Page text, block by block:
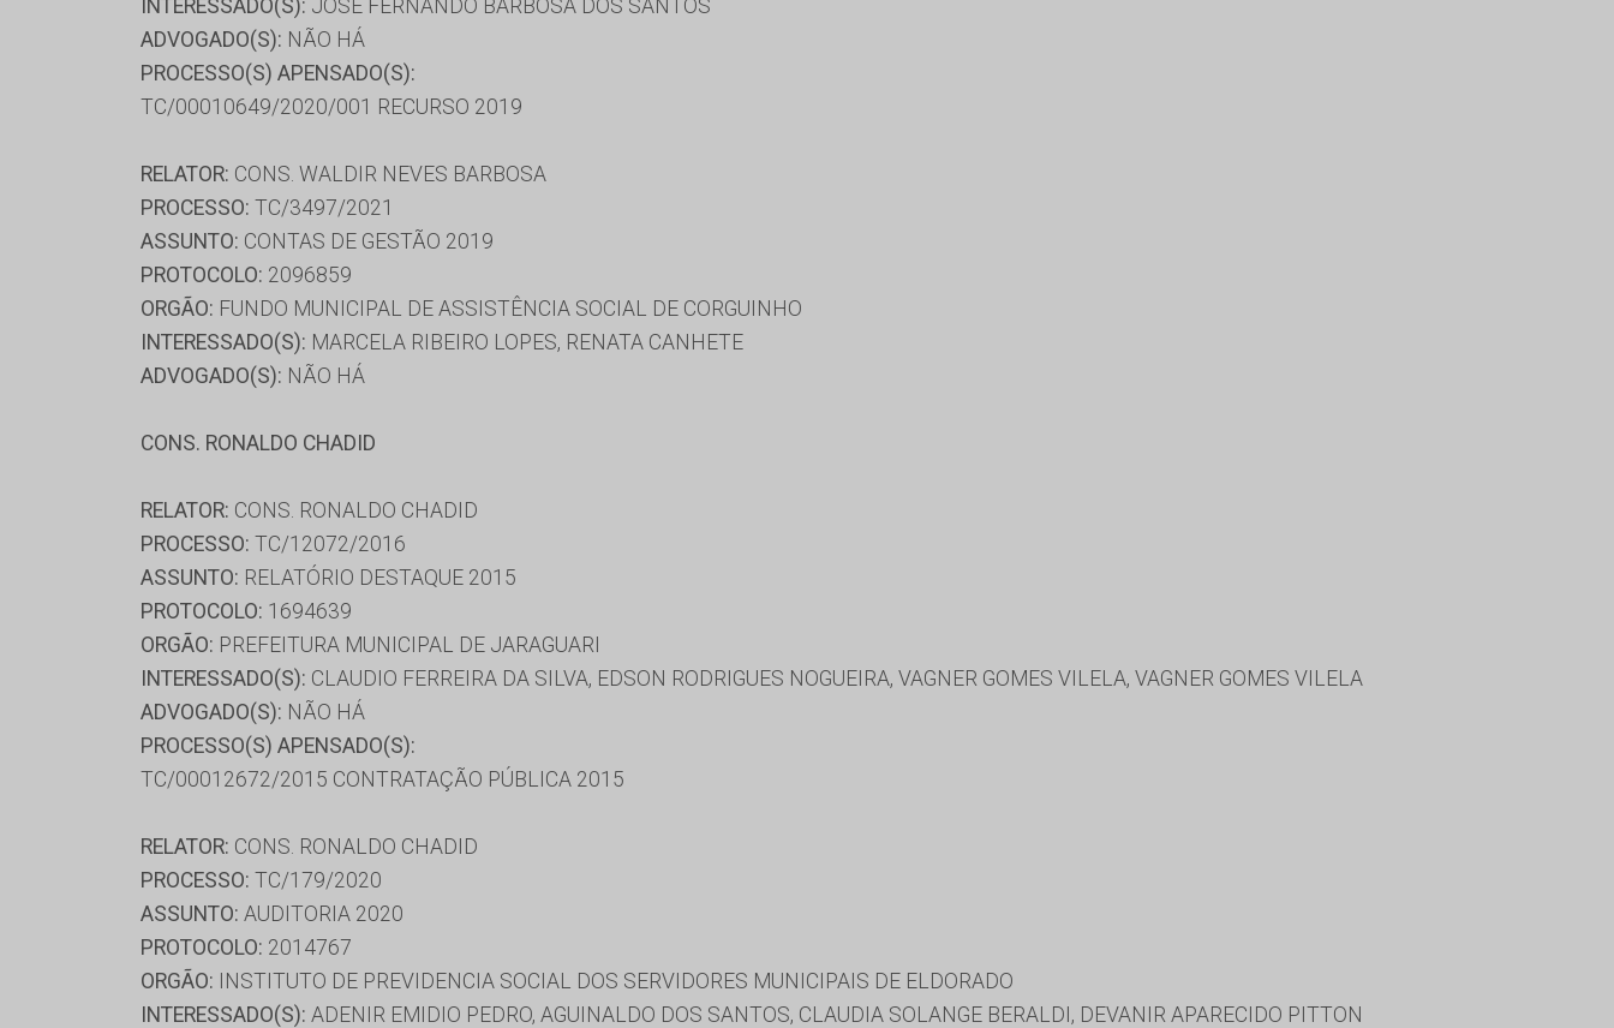
INTERESSADO(S): JOSÉ FERNANDO BARBOSA DOS SANTOS
ADVOGADO(S): NÃO HÁ
PROCESSO(S) APENSADO(S):
TC/00010649/2020/001 RECURSO 2019
RELATOR: CONS. WALDIR NEVES BARBOSA
PROCESSO: TC/3497/2021
ASSUNTO: CONTAS DE GESTÃO 2019
PROTOCOLO: 2096859
ORGÃO: FUNDO MUNICIPAL DE ASSISTÊNCIA SOCIAL DE CORGUINHO
INTERESSADO(S): MARCELA RIBEIRO LOPES, RENATA CANHETE
ADVOGADO(S): NÃO HÁ
CONS. RONALDO CHADID
RELATOR: CONS. RONALDO CHADID
PROCESSO: TC/12072/2016
ASSUNTO: RELATÓRIO DESTAQUE 2015
PROTOCOLO: 1694639
ORGÃO: PREFEITURA MUNICIPAL DE JARAGUARI
INTERESSADO(S): CLAUDIO FERREIRA DA SILVA, EDSON RODRIGUES NOGUEIRA, VAGNER GOMES VILELA, VAGNER GOMES VILELA
ADVOGADO(S): NÃO HÁ
PROCESSO(S) APENSADO(S):
TC/00012672/2015 CONTRATAÇÃO PÚBLICA 2015
RELATOR: CONS. RONALDO CHADID
PROCESSO: TC/179/2020
ASSUNTO: AUDITORIA 2020
PROTOCOLO: 2014767
ORGÃO: INSTITUTO DE PREVIDENCIA SOCIAL DOS SERVIDORES MUNICIPAIS DE ELDORADO
INTERESSADO(S): ADENIR EMIDIO PEDRO, AGUINALDO DOS SANTOS, CLAUDIA SOLANGE BERALDI, DEVANIR APARECIDO PITTON